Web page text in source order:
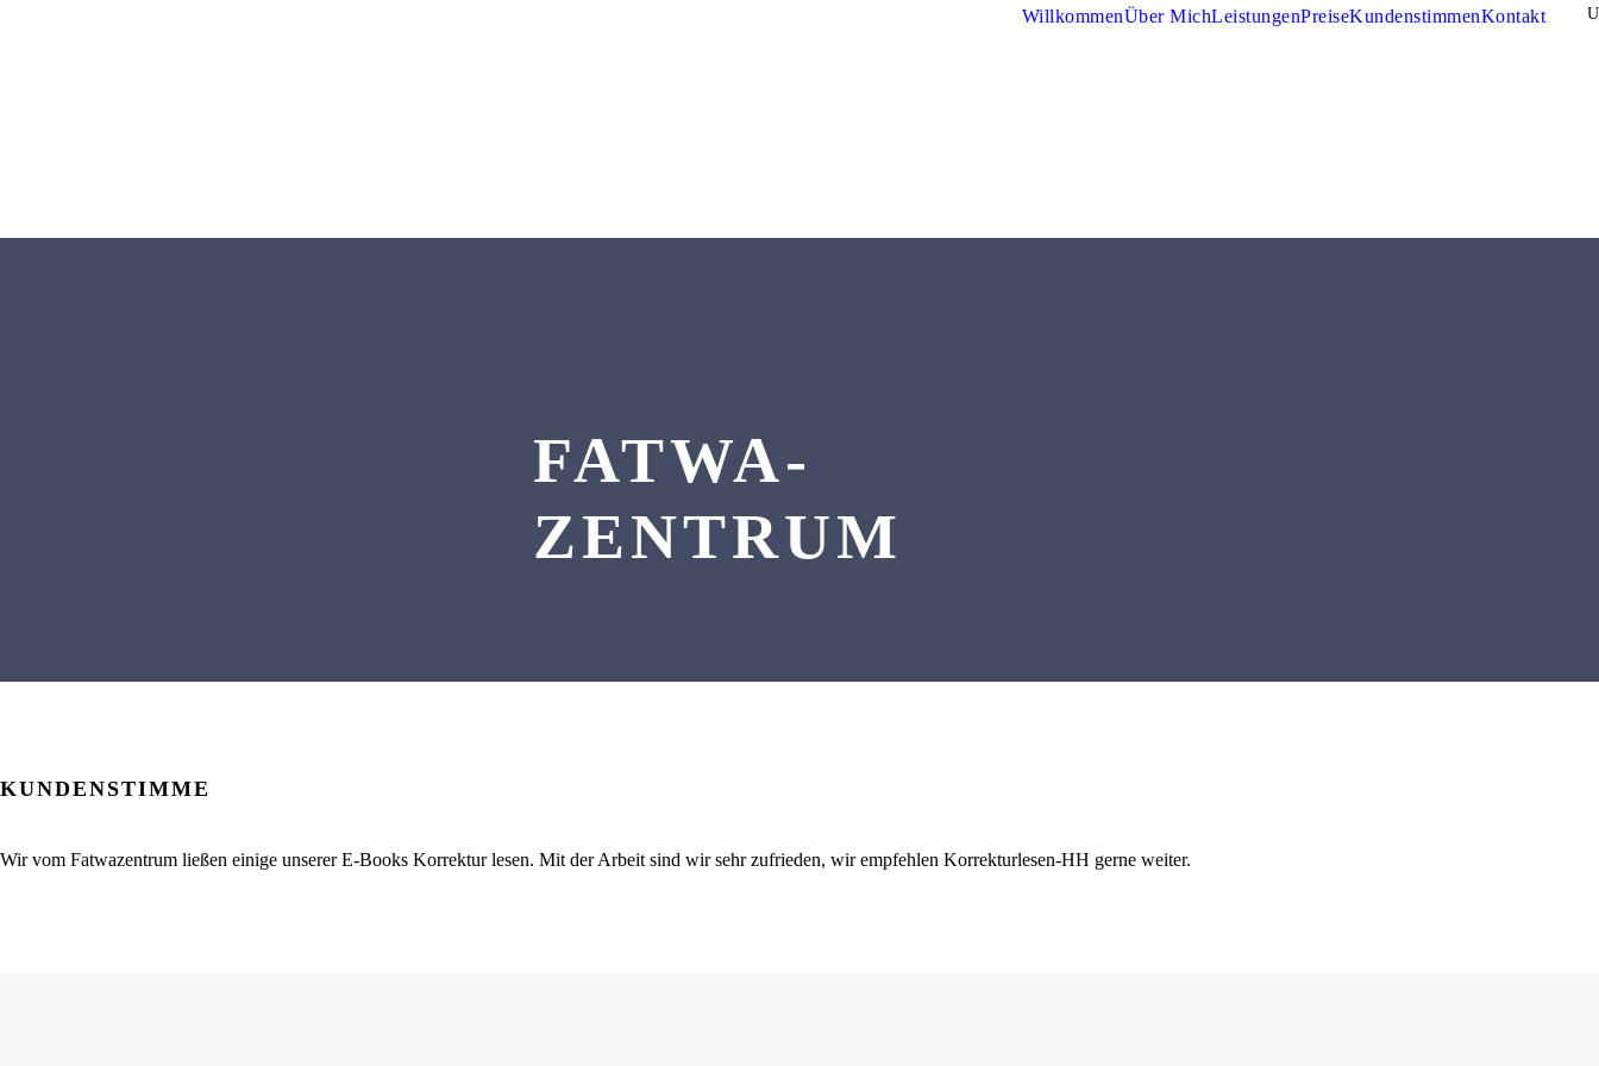
WillkommenÜber MichLeistungenPreiseKundenstimmenKontakt
FATWA-
ZENTRUM
KUNDENSTIMME
Wir vom Fatwazentrum ließen einige unserer E-Books Korrektur lesen. Mit der Arbeit sind wir sehr zufrieden, wir empfehlen Korrekturlesen-HH gerne weiter.